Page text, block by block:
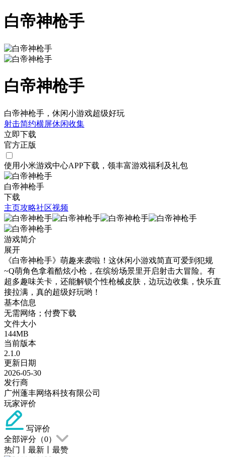
白帝神枪手
白帝神枪手
白帝神枪手，休闲小游戏超级好玩
射击简约横屏休闲收集
立即下载
官方正版
使用小米游戏中心APP下载 ，领丰富游戏福利 及礼包
白帝神枪手
下载
主页攻略社区视频
游戏简介
展开
《白帝神枪手》萌趣来袭啦！这休闲小游戏简直可爱到犯规
~Q萌角色拿着酷炫小枪，在缤纷场景里开启射击大冒险。有
超多趣味关卡，还能解锁个性枪械皮肤，边玩边收集，快乐直
接拉满，真的超级好玩哟！
基本信息
无需网络；付费下载
文件大小
144MB
当前版本
2.1.0
更新日期
2026-05-30
发行商
广州蓬丰网络科技有限公司
玩家评价
写评价
全部评分（0）
热门
最新 最赞